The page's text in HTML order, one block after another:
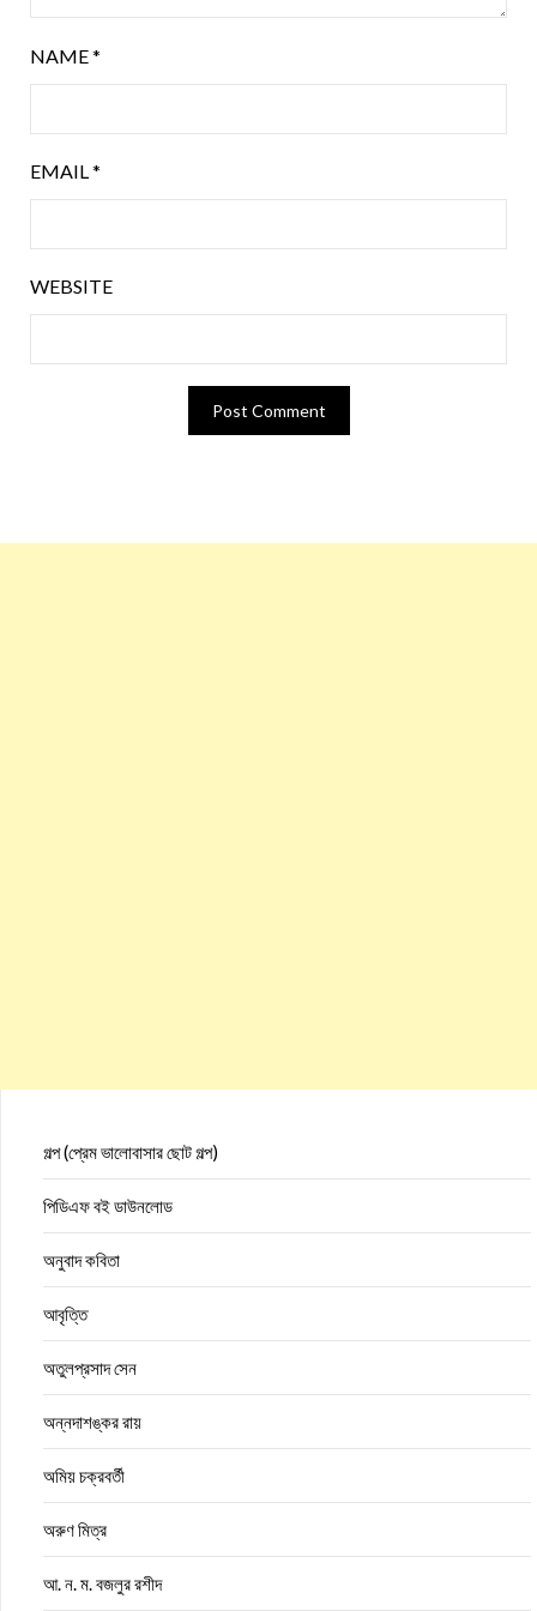
NAME*
EMAIL*
WEBSITE
গল্প (প্রেম ভালোবাসার ছোট গল্প)
পিডিএফ বই ডাউনলোড
অনুবাদ কবিতা
আবৃত্তি
অতুলপ্রসাদ সেন
অন্নদাশঙ্কর রায়
অমিয় চক্রবর্তী
অরুণ মিত্র
আ. ন. ম. বজলুর রশীদ